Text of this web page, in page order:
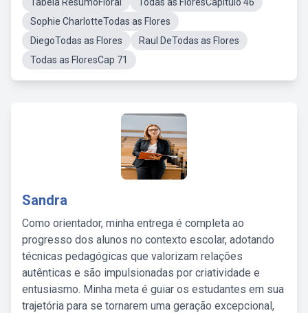
Sophie CharlotteTodas as Flores
DiegoTodas as Flores
Raul DeTodas as Flores
Todas as FloresCap 71
Sandra
Como orientador, minha entrega é completa ao
progresso dos alunos no contexto escolar, adotando
técnicas pedagógicas que valorizam relações
autênticas e são impulsionadas por criatividade e
entusiasmo. Minha meta é guiar os estudantes em sua
trajetória para se tornarem uma geração excepcional,